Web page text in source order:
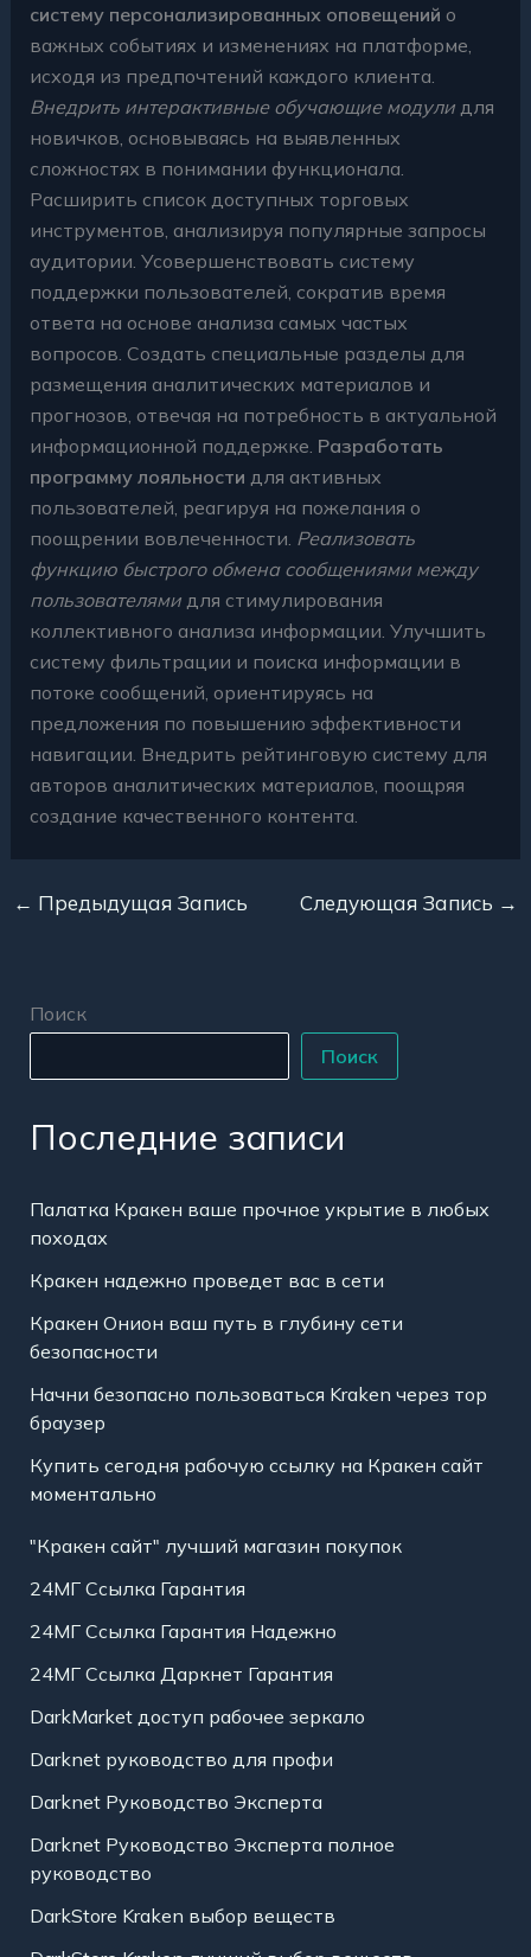
систему персонализированных оповещений о
важных событиях и изменениях на платформе,
исходя из предпочтений каждого клиента.
Внедрить интерактивные обучающие модулидля
новичков, основываясь на выявленных
сложностях в понимании функционала.
Расширить список доступных торговых
инструментов, анализируя популярные запросы
аудитории. Усовершенствовать систему
поддержки пользователей, сократив время
ответа на основе анализа самых частых
вопросов. Создать специальные разделы для
размещения аналитических материалов и
прогнозов, отвечая на потребность в актуальной
информационной поддержке. Разработать
программу лояльности для активных
пользователей, реагируя на пожелания о
поощрении вовлеченности. Реализовать
функцию быстрого обмена сообщениями между
пользователямидля стимулирования
коллективного анализа информации. Улучшить
систему фильтрации и поиска информации в
потоке сообщений, ориентируясь на
предложения по повышению эффективности
навигации. Внедрить рейтинговую систему для
авторов аналитических материалов, поощряя
создание качественного контента.
← Предыдущая Запись Следующая Запись →
Поиск
Поиск
Последние записи
Палатка Кракен ваше прочное укрытие в любых
походах
Кракен надежно проведет вас в сети
Кракен Онион ваш путь в глубину сети
безопасности
Начни безопасно пользоваться Kraken через тор
браузер
Купить сегодня рабочую ссылку на Кракен сайт
моментально
"Кракен сайт" лучший магазин покупок
24МГ Ссылка Гарантия
24МГ Ссылка Гарантия Надежно
24МГ Ссылка Даркнет Гарантия
DarkMarket доступ рабочее зеркало
Darknet руководство для профи
Darknet Руководство Эксперта
Darknet Руководство Эксперта полное
руководство
DarkStore Kraken выбор веществ